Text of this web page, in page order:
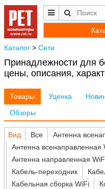
Каталог > Сети
Принадлежности для
цены, описания,
Товары Уценка
Обзоры
Вид Все
Антенна
Антенна всенаправленная
Антенна направленная
Кабель-переходник
Кабельная сборка WiFi